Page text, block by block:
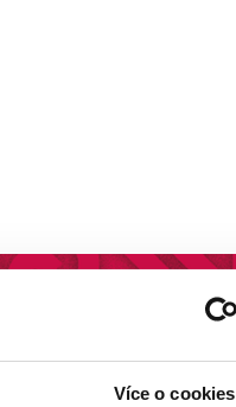
Více o cookies